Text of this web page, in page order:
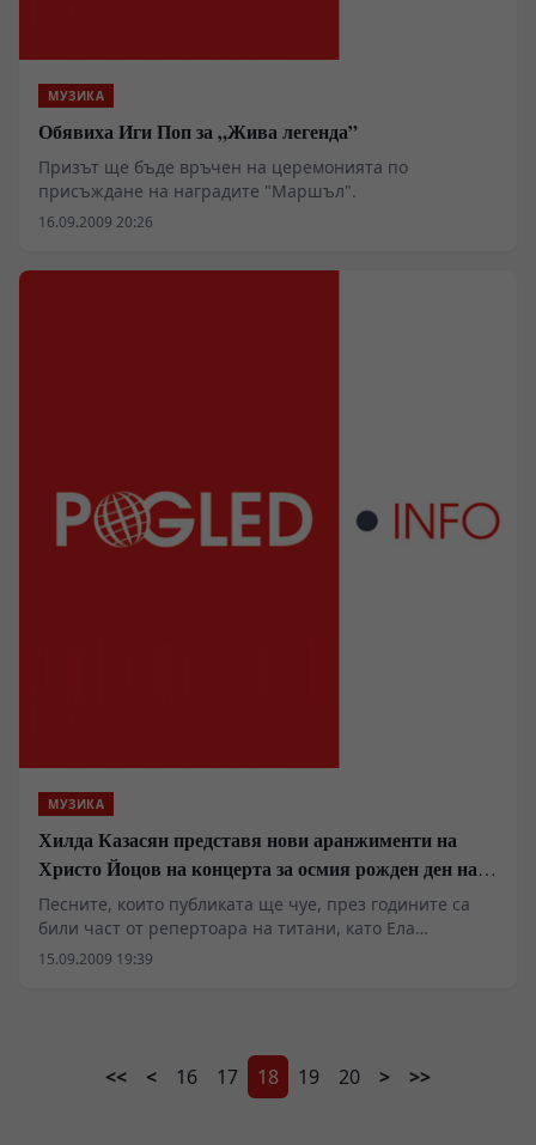
МУЗИКА
Обявиха Иги Поп за „Жива легенда”
Призът ще бъде връчен на церемонията по
присъждане на наградите "Маршъл".
16.09.2009 20:26
МУЗИКА
Хилда Казасян представя нови аранжименти на
Христо Йоцов на концерта за осмия рожден ден на
Джаз ФМ
Песните, които публиката ще чуе, през годините са
били част от репертоара на титани, като Ела
Фицджералд, Франк Синатра, Луис Армстронг, Били
15.09.2009 19:39
<< < 16 17 18 19 20 > >>